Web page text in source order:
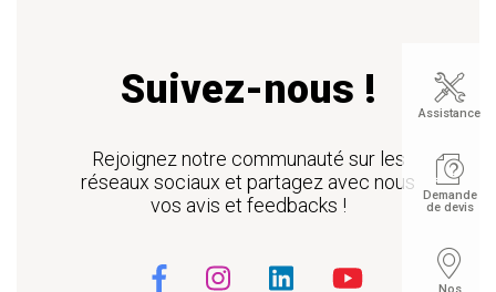
Suivez-nous !
Rejoignez notre communauté sur les
réseaux sociaux et partagez avec nous
vos avis et feedbacks !
Assistance
Demande
de devis